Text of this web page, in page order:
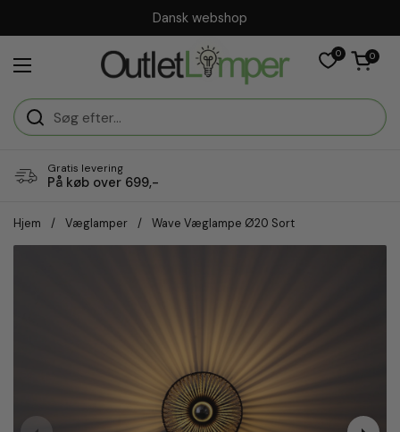
Dansk webshop
Åbn menuen
0 Åben vogn
0
Gratis levering
På køb over 699,-
Hjem / Væglamper / Wave Væglampe Ø20 Sort